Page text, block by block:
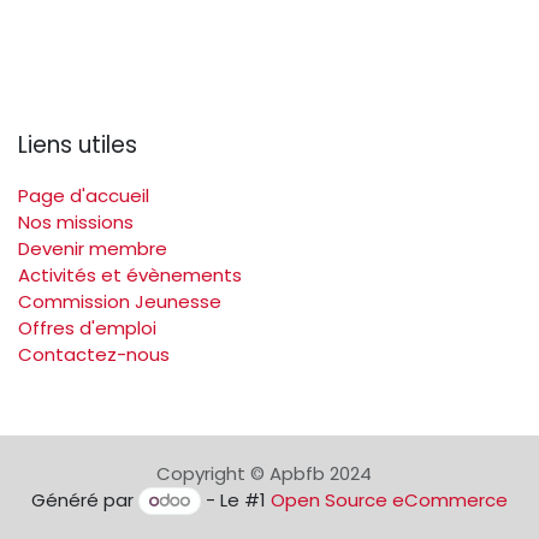
Liens utiles
Page d'accueil
Nos missions
Devenir membre
Activités et évènements
Commission Jeunesse
Offres d'emploi
Contactez-nous
Copyright © Apbfb 2024
Généré par
- Le #1 Open Source eCommerce